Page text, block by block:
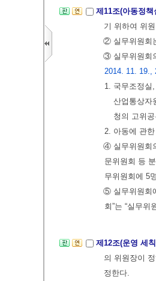
제11조(아동정
기 위하여 위
② 실무위원회
③ 실무위원회
2014. 11. 19.,
1. 국무조정실
산업통상자
청의 고위
2. 아동에 관
④ 실무위원회
문위원회 등
무위원회에 5
⑤ 실무위원회
회”는 “실무위
제12조(운영 세
의 위원장이
정한다.